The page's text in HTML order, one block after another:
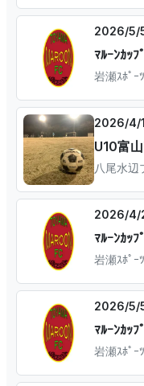
2026/5/
ﾏﾙｰﾝｶｯ
岩瀬ｽﾎﾟｰ
2026/4/
U10富
八尾水辺
2026/4/
ﾏﾙｰﾝｶｯ
岩瀬ｽﾎﾟｰ
2026/5/
ﾏﾙｰﾝｶｯ
岩瀬ｽﾎﾟｰ